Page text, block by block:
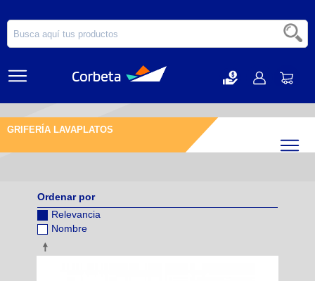
GRIFERÍA LAVAPLATOS
Ordenar por
Relevancia
Nombre